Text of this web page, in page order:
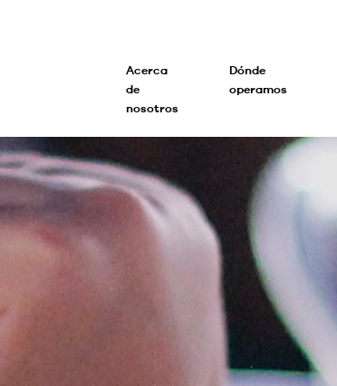
Acerca
de
nosotros
Dónde
operamos